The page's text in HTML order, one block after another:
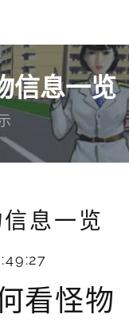
信息一览
息一览
看怪物